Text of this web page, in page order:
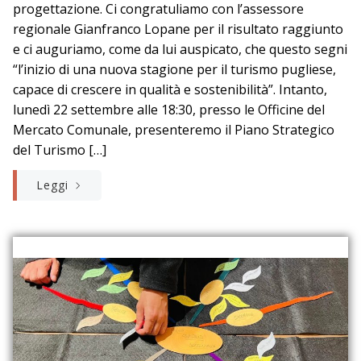
progettazione. Ci congratuliamo con l’assessore
regionale Gianfranco Lopane per il risultato raggiunto
e ci auguriamo, come da lui auspicato, che questo segni
“l’inizio di una nuova stagione per il turismo pugliese,
capace di crescere in qualità e sostenibilità”. Intanto,
lunedì 22 settembre alle 18:30, presso le Officine del
Mercato Comunale, presenteremo il Piano Strategico
del Turismo […]
Leggi